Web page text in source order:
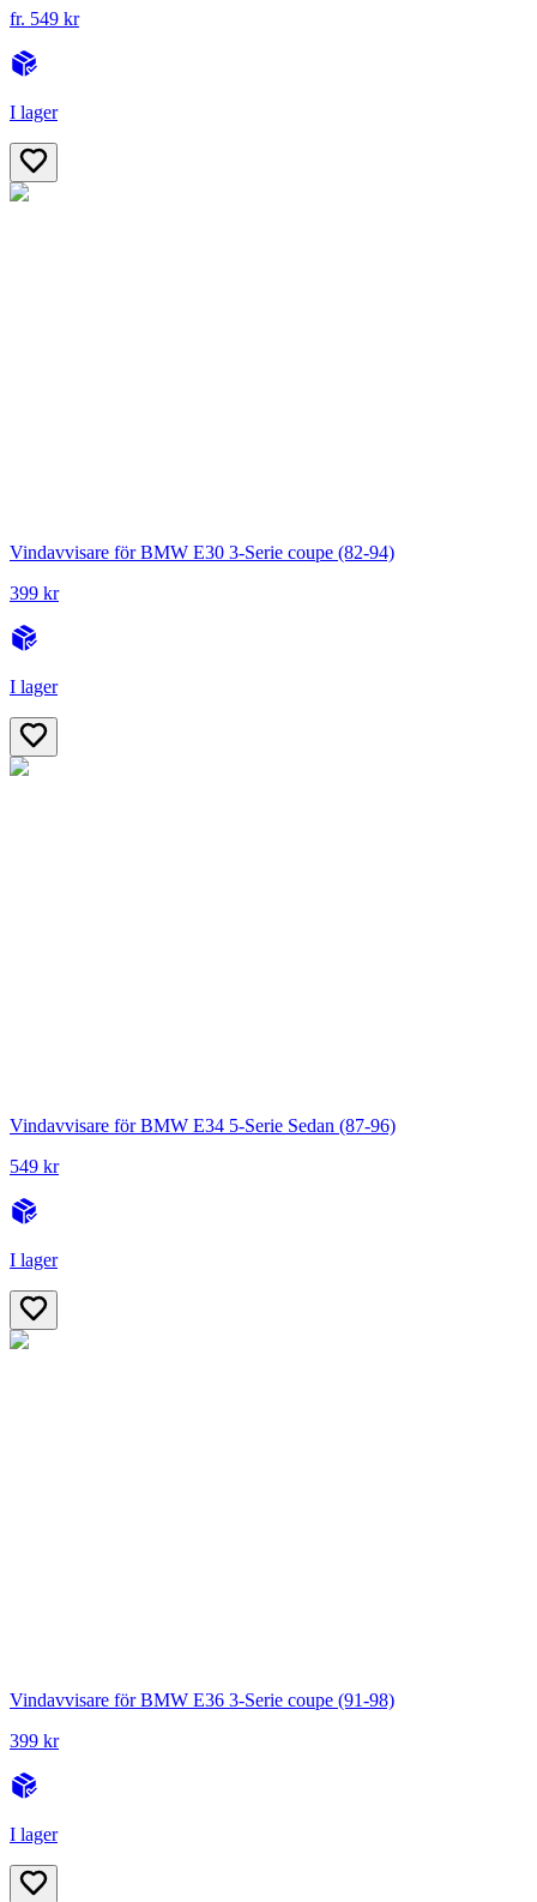
fr. 549 kr
I lager
Vindavvisare för BMW E30 3-Serie coupe (82-94)
399 kr
I lager
Vindavvisare för BMW E34 5-Serie Sedan (87-96)
549 kr
I lager
Vindavvisare för BMW E36 3-Serie coupe (91-98)
399 kr
I lager